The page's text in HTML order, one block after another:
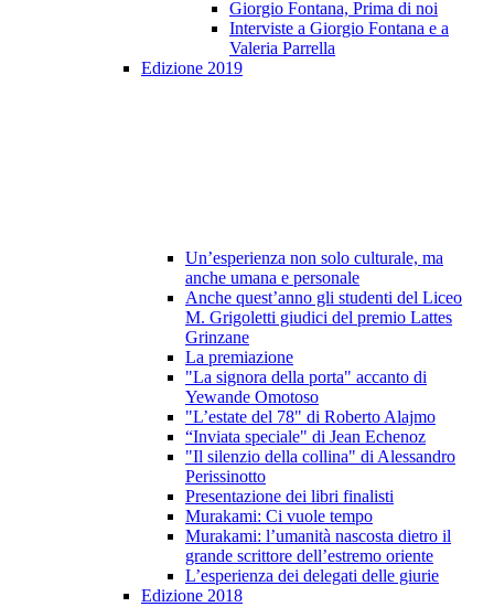
Giorgio Fontana, Prima di noi
Interviste a Giorgio Fontana e a
Valeria Parrella
Edizione 2019
Un’esperienza non solo culturale, ma
anche umana e personale
Anche quest’anno gli studenti del Liceo
M. Grigoletti giudici del premio Lattes
Grinzane
La premiazione
"La signora della porta" accanto di
Yewande Omotoso
"L’estate del 78" di Roberto Alajmo
“Inviata speciale" di Jean Echenoz
"Il silenzio della collina" di Alessandro
Perissinotto
Presentazione dei libri finalisti
Murakami: Ci vuole tempo
Murakami: l’umanità nascosta dietro il
grande scrittore dell’estremo oriente
L’esperienza dei delegati delle giurie
Edizione 2018